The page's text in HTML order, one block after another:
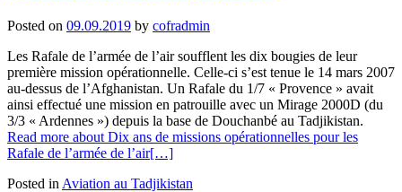
Posted on 09.09.2019 by cofradmin
Les Rafale de l’armée de l’air soufflent les dix bougies de leur
première mission opérationnelle. Celle-ci s’est tenue le 14 mars 2007
au-dessus de l’Afghanistan. Un Rafale du 1/7 « Provence » avait
ainsi effectué une mission en patrouille avec un Mirage 2000D (du
3/3 « Ardennes ») depuis la base de Douchanbé au Tadjikistan.
Read more about Dix ans de missions opérationnelles pour les
Rafale de l’armée de l’air[…]
Posted in Aviation au Tadjikistan